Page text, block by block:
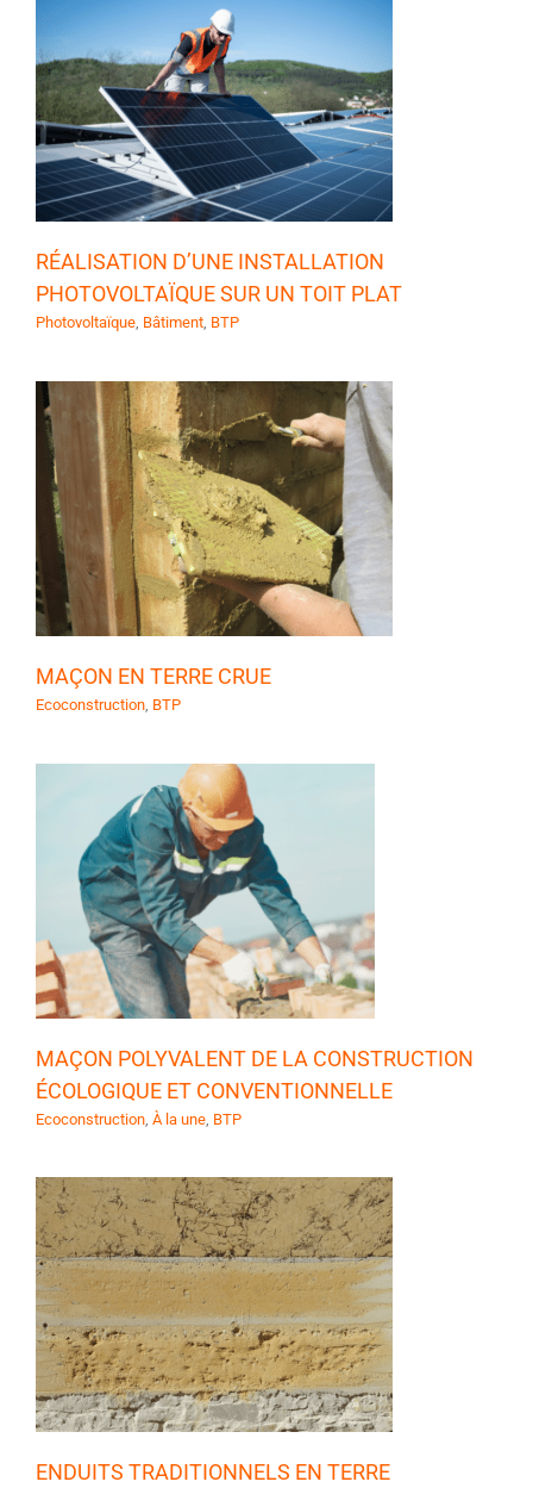
RÉALISATION D’UNE INSTALLATION
PHOTOVOLTAÏQUE SUR UN TOIT PLAT
Photovoltaïque, Bâtiment, BTP
MAÇON EN TERRE CRUE
Ecoconstruction, BTP
MAÇON POLYVALENT DE LA CONSTRUCTION
ÉCOLOGIQUE ET CONVENTIONNELLE
Ecoconstruction, À la une, BTP
ENDUITS TRADITIONNELS EN TERRE